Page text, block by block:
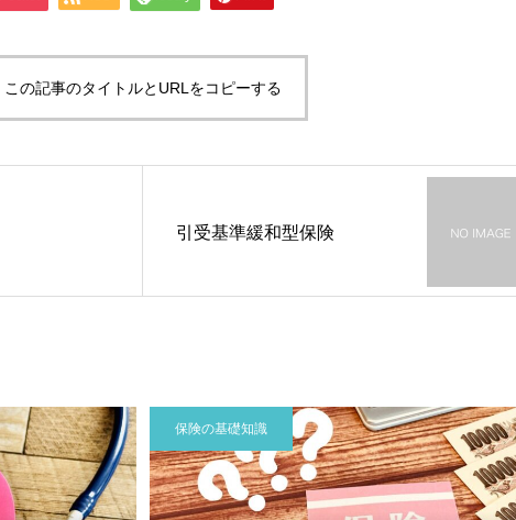
この記事のタイトルとURLをコピーする
引受基準緩和型保険
保険の基礎知識